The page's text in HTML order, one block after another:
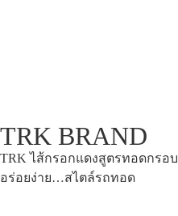
TRK BRAND
TRK ไส้กรอกแดงสูตรทอดกรอบ
อร่อยง่าย…สไตล์รถทอด